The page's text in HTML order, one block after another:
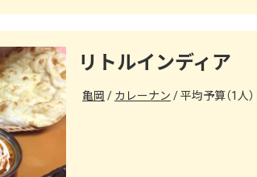
リトルインディア
亀岡 カレーナン 平均予算（1人